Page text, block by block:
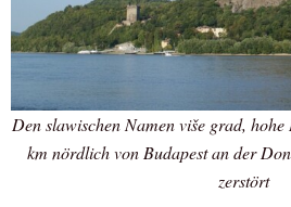
Den slawischen Namen više grad,
km nördlich von Budapest an der
zerstört